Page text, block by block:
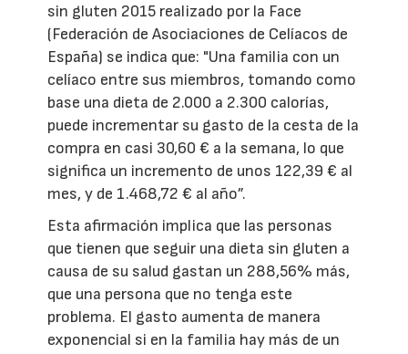
sin gluten 2015 realizado por la Face
(Federación de Asociaciones de Celíacos de
España) se indica que: "Una familia con un
celíaco entre sus miembros, tomando como
base una dieta de 2.000 a 2.300 calorías,
puede incrementar su gasto de la cesta de la
compra en casi 30,60 € a la semana, lo que
significa un incremento de unos 122,39 € al
mes, y de 1.468,72 € al año”.
Esta afirmación implica que las personas
que tienen que seguir una dieta sin gluten a
causa de su salud gastan un 288,56% más,
que una persona que no tenga este
problema. El gasto aumenta de manera
exponencial si en la familia hay más de un